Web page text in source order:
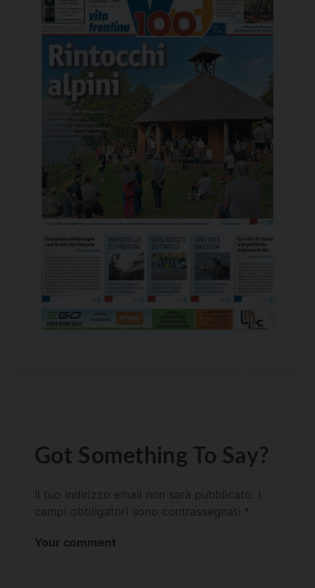
Got Something To Say?
Il tuo indirizzo email non sarà pubblicato.
campi obbligatori sono contrassegnati *
Your comment